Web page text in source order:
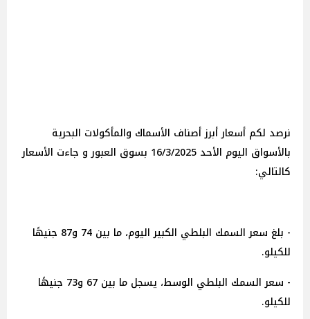
‎نرصد لكم أسعار أبرز أصناف الأسماك والمأكولات البحرية
بالأسواق اليوم الأحد 16/3/2025 بسوق العبور و جاءت الأسعار
كالتالي:
- بلغ سعر السمك البلطي الكبير اليوم، ما بين 74 و87 جنيهًا
للكيلو.
- سعر السمك البلطي الوسط، يسجل ما بين 67 و73 جنيهًا
للكيلو.